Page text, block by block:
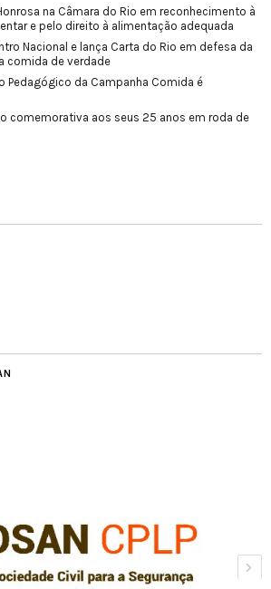
na Câmara do Rio em reconhecimento à
e pelo direito à alimentação adequada
Nacional e lança Carta do Rio em defesa da
comida de verdade
Pedagógico da Campanha Comida é
comemorativa aos seus 25 anos em roda de